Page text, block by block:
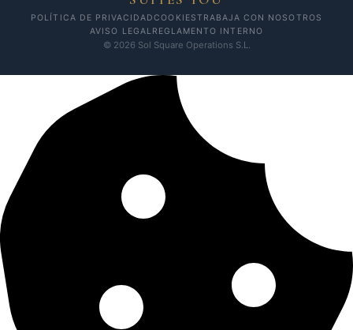
POLÍTICA DE PRIVACIDADCOOKIESTRABAJA CON NOSOTROS
AVISO LEGALREGLAMENTO INTERNO
© 2026 Sol Square Operations S.L.